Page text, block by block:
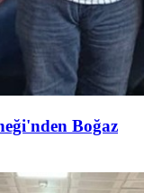
Boğaz